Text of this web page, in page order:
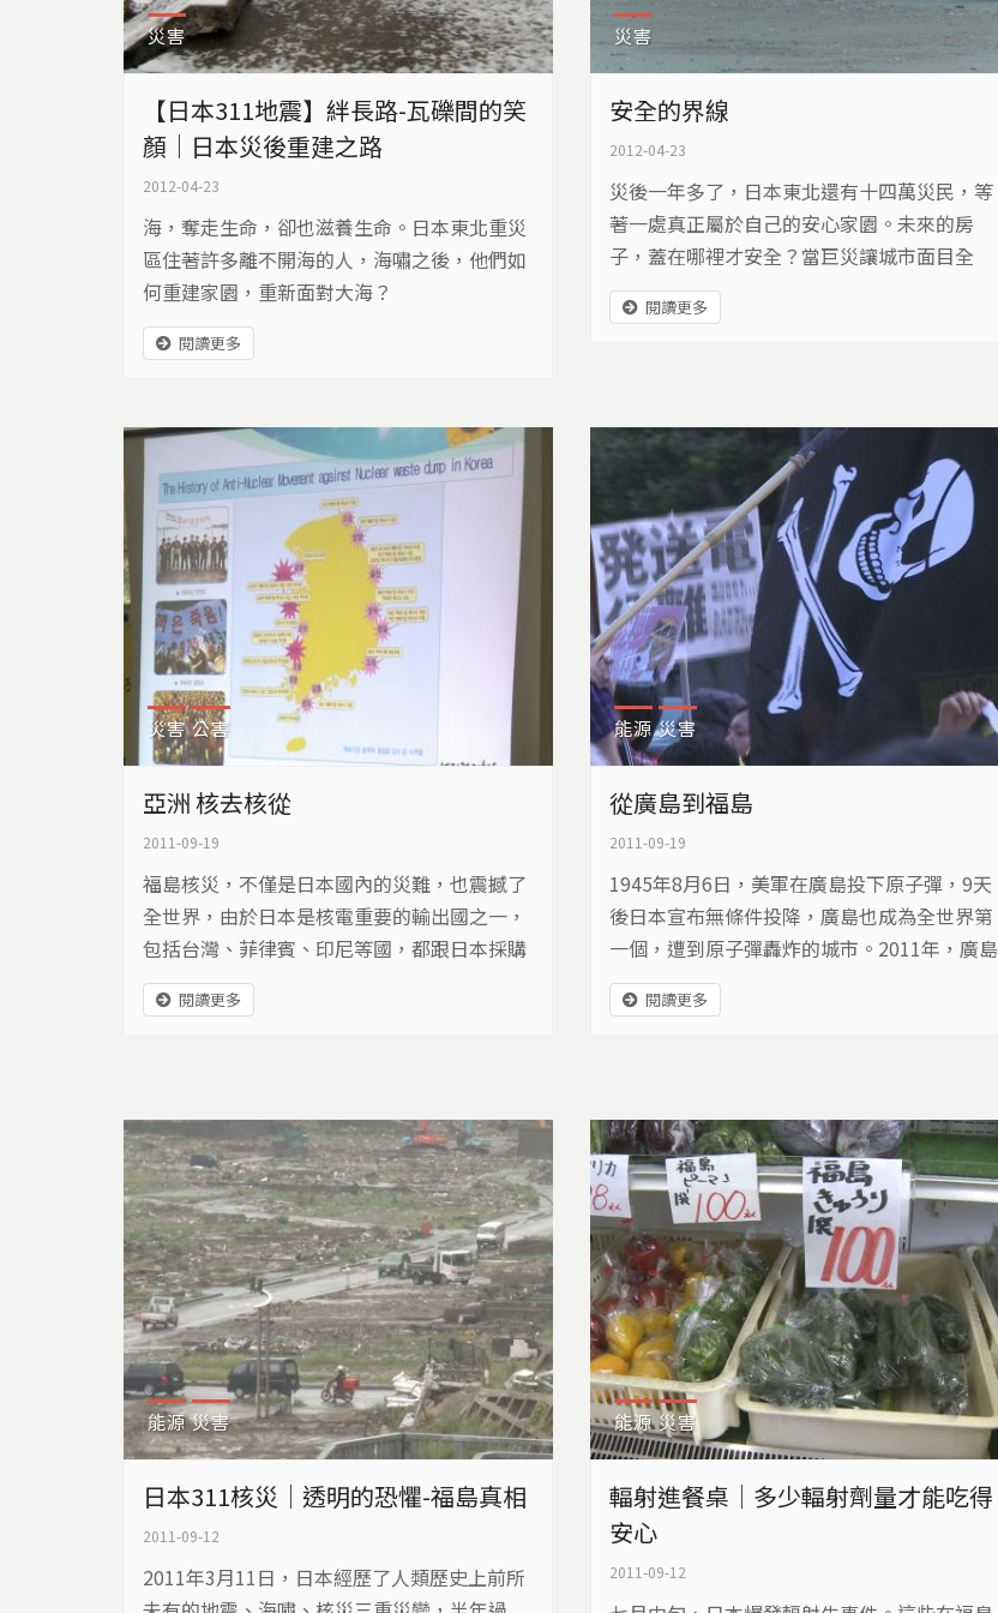
災害
【日本311地震】絆長路-瓦礫間的笑
顏｜日本災後重建之路
2012-04-23
海，奪走生命，卻也滋養生命。日本東北重災
區住著許多離不開海的人，海嘯之後，他們如
何重建家園，重新面對大海？
閱讀更多
災害
安全的界線
2012-04-23
災後一年多了，日本東北還有十四萬災民，等
著一處真正屬於自己的安心家園。未來的房
子，蓋在哪裡才安全？當巨災讓城市面目全
非，該如何透過都市重建，畫出安全的界線。
閱讀更多
災害 公害
亞洲 核去核從
2011-09-19
福島核災，不僅是日本國內的災難，也震撼了
全世界，由於日本是核電重要的輸出國之一，
包括台灣、菲律賓、印尼等國，都跟日本採購
核電機組，或是與日本合作發展核電。311之
後，台灣、韓國、菲律賓、泰國等國家，湧現
閱讀更多
能源 災害
從廣島到福島
2011-09-19
1945年8月6日，美軍在廣島投下原子彈，9天
後日本宣布無條件投降，廣島也成為全世界第
一個，遭到原子彈轟炸的城市。2011年，廣島
原爆的66年後，日本經歷有史以來最嚴重的地
震與海嘯，三座核電機組相繼熔毀，日本面臨
閱讀更多
能源 災害
日本311核災｜透明的恐懼-福島真相
2011-09-12
2011年3月11日，日本經歷了人類歷史上前所
能源 災害
輻射進餐桌｜多少輻射劑量才能吃得
安心
2011-09-12